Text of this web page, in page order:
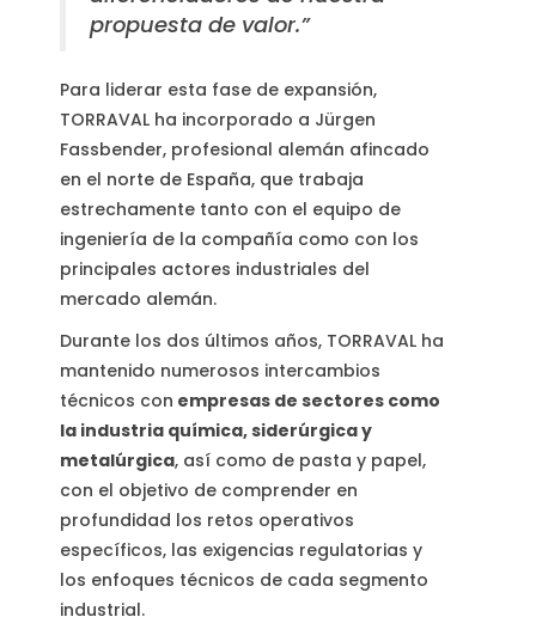
propuesta de valor.”
Para liderar esta fase de expansión,
TORRAVAL ha incorporado a Jürgen
Fassbender, profesional alemán afincado
en el norte de España, que trabaja
estrechamente tanto con el equipo de
ingeniería de la compañía como con los
principales actores industriales del
mercado alemán.
Durante los dos últimos años, TORRAVAL ha
mantenido numerosos intercambios
técnicos con empresas de sectores como
la industria química, siderúrgica y
metalúrgica, así como de pasta y papel,
con el objetivo de comprender en
profundidad los retos operativos
específicos, las exigencias regulatorias y
los enfoques técnicos de cada segmento
industrial.